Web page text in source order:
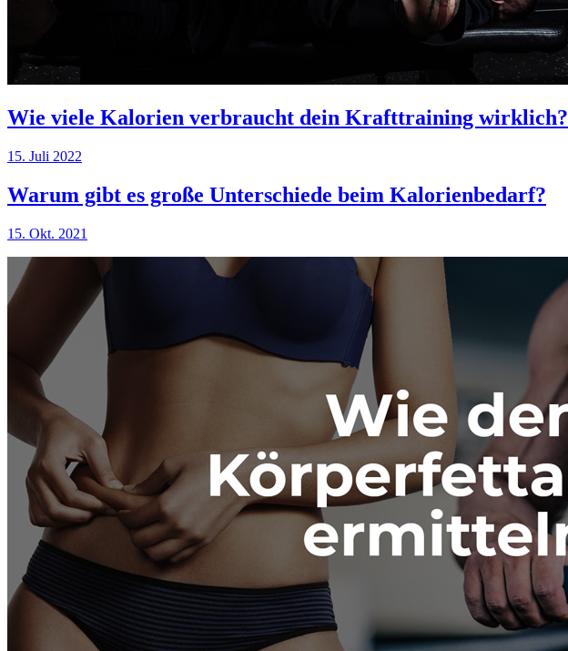
Wie viele Kalorien verbraucht dein Krafttraining wirklich?
15. Juli 2022
Warum gibt es große Unterschiede beim Kalorienbedarf?
15. Okt. 2021